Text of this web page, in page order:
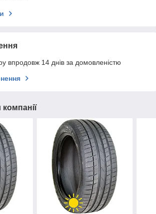
впродовж 14 днів за домовленістю
компанії